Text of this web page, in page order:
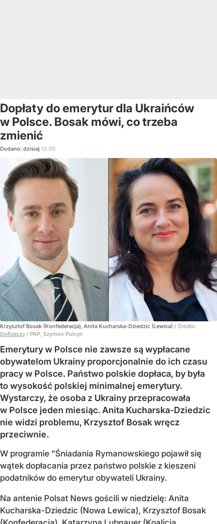
Dopłaty do emerytur dla Ukraińców
w Polsce. Bosak mówi, co trzeba
zmienić
Dodano: dzisiaj 12:20
Krzysztof Bosak (Konfederacja), Anita Kucharska-Dziedzic (Lewica) / Źródło:
DoRzeczy / PAP, Szymon Pulcyn
Emerytury w Polsce nie zawsze są wypłacane
obywatelom Ukrainy proporcjonalnie do ich czasu
pracy w Polsce. Państwo polskie dopłaca, by była
to wysokość polskiej minimalnej emerytury.
Wystarczy, że osoba z Ukrainy przepracowała
w Polsce jeden miesiąc. Anita Kucharska-Dziedzic
nie widzi problemu, Krzysztof Bosak wręcz
przeciwnie.
W programie "Śniadania Rymanowskiego pojawił się
wątek dopłacania przez państwo polskie z kieszeni
podatników do emerytur obywateli Ukrainy.
Na antenie Polsat News gościli w niedzielę: Anita
Kucharska-Dziedzic (Nowa Lewica), Krzysztof Bosak